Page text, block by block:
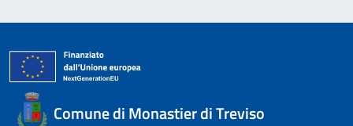
Comune di Monastier di Treviso